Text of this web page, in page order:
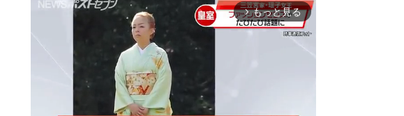
arrow_forward_ios もっと見る